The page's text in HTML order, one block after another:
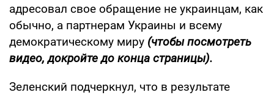
адресовал свое обращение не украинцам, как
обычно, а партнерам Украины и всему
демократическому миру (чтобы посмотреть
видео, докройте до конца страницы).
Зеленский подчеркнул, что в результате